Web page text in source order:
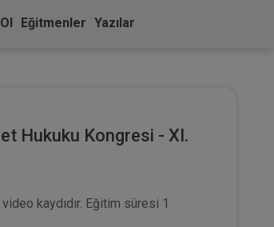
Eğitmenler Yazılar
Hukuku Kongresi - XI.
kaydıdır. Eğitim süresi 1